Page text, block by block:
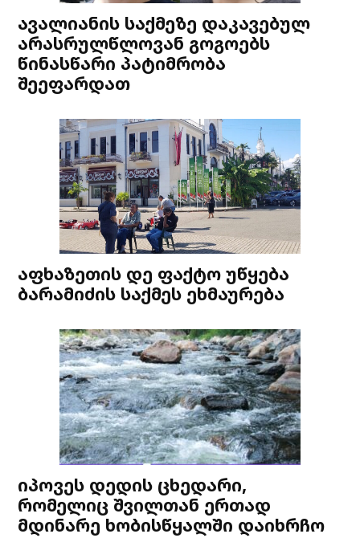
ავალიანის საქმეზე დაკავებულ
არასრულწლოვან გოგოებს
წინასწარი პატიმრობა
შეეფარდათ
აფხაზეთის დე ფაქტო უწყება
ბარამიძის საქმეს ეხმაურება
იპოვეს დედის ცხედარი,
რომელიც შვილთან ერთად
მდინარე ხობისწყალში დაიხრჩო